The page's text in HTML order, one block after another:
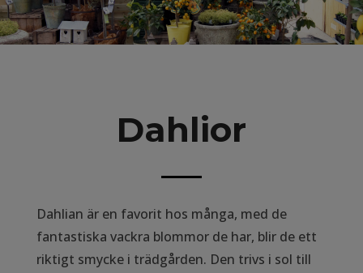
Dahlior
Dahlian är en favorit hos många, med de
fantastiska vackra blommor de har, blir de ett
riktigt smycke i trädgården. Den trivs i sol till